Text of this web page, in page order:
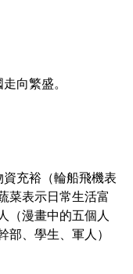
向繁盛。
充裕（輪船飛機表
菜表示日常生活富
（漫畫中的五個人
部、學生、軍人）